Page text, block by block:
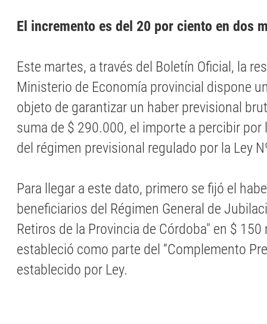
El incremento es del 20 por ciento en dos
Este martes, a través del Boletín Oficial, la
Ministerio de Economía provincial dispone
objeto de garantizar un haber previsional
suma de $ 290.000, el importe a percibir
del régimen previsional regulado por la Ley
Para llegar a este dato, primero se fijó el
beneficiarios del Régimen General de
Retiros de la Provincia de Córdoba" en $
estableció como parte del “Complemento
establecido por Ley.